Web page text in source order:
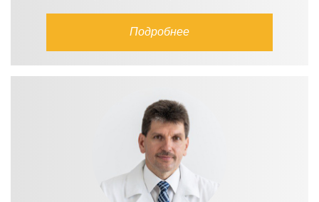
Подробнее